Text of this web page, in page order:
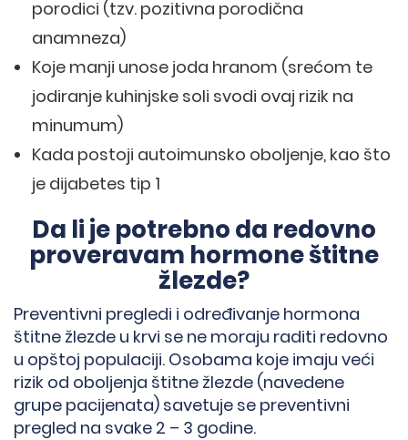
porodici (tzv. pozitivna porodična
anamneza)
Koje manji unose joda hranom (srećom te
jodiranje kuhinjske soli svodi ovaj rizik na
minumum)
Kada postoji autoimunsko oboljenje, kao što
je dijabetes tip 1
Da li je potrebno da redovno
proveravam hormone štitne
žlezde?
Preventivni pregledi i određivanje hormona
štitne žlezde u krvi se ne moraju raditi redovno
u opštoj populaciji. Osobama koje imaju veći
rizik od oboljenja štitne žlezde (navedene
grupe pacijenata) savetuje se preventivni
pregled na svake 2 – 3 godine.